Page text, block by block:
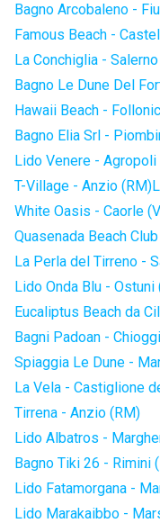
Bagno Arcobaleno -
Famous Beach -
La Conchiglia -
Bagno Le Dune Del
Hawaii Beach -
Bagno Elia Srl -
Lido Venere - Agropoli
T-Village - Anzio (RM)
White Oasis - Caorle
Quasenada Beach
La Perla del Tirreno -
Lido Onda Blu - Ostuni
Eucaliptus Beach da
Bagni Padoan -
Spiaggia Le Dune -
La Vela - Castiglione
Tirrena - Anzio (RM)
Lido Albatros -
Bagno Tiki 26 - Rimini
Lido Fatamorgana -
Lido Marakaibbo -